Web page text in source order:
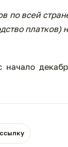
по всей
платков)
начало